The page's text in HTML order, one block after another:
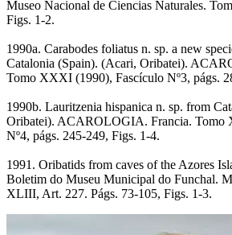
Museo Nacional de Ciencias Naturales.
Figs. 1-2.
1990a. Carabodes foliatus n. sp. a new
Catalonia (Spain). (Acari, Oribatei).
Tomo XXXI (1990), Fascículo Nº3, págs.
1990b. Lauritzenia hispanica n. sp. from
Oribatei). ACAROLOGIA. Francia. Tomo
Nº4, págs. 245-249, Figs. 1-4.
1991. Oribatids from caves of the Azores
Boletim do Museu Municipal do Funchal.
XLIII, Art. 227. Págs. 73-105, Figs. 1-3.